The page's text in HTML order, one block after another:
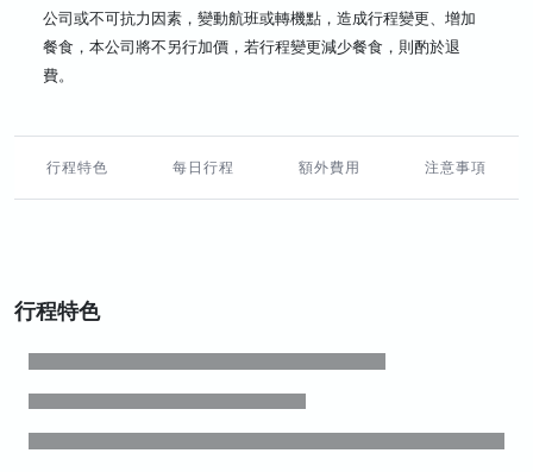
公司或不可抗力因素，變動航班或轉機點，造成行程變更、增加
餐食，本公司將不另行加價，若行程變更減少餐食，則酌於退
費。
行程特色 每日行程 額外費用 注意事項
行程特色